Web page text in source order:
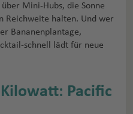
Mini-Hubs, die Sonne
Reichweite halten. Und wer
Bananenplantage,
schnell lädt für neue
Pacific